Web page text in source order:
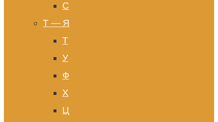
С
Т — Я
Т
У
Ф
Х
Ц